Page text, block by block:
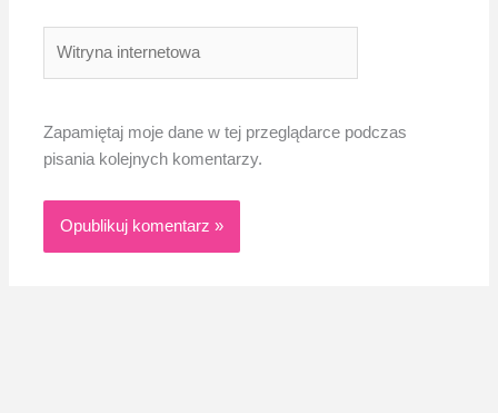
internetowa
Zapamiętaj moje dane w tej przeglądarce podczas
pisania kolejnych komentarzy.